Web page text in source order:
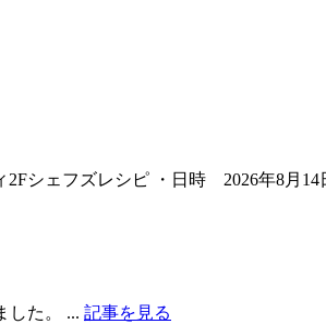
シェフズレシピ ・日時 2026年8
した。 ... 記事を見る